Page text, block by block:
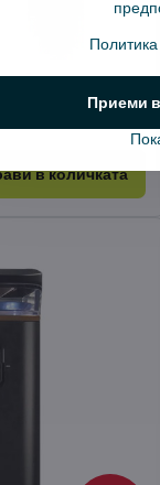
600
в количката
Приеми